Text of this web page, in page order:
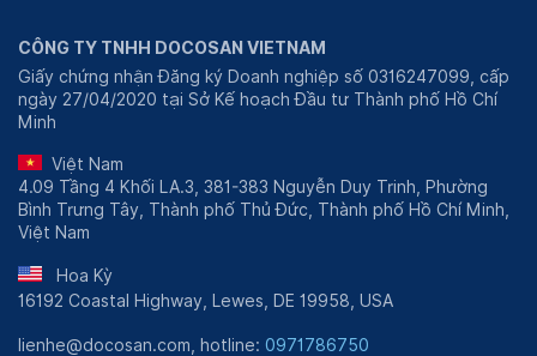
cấp là Chương trình "Hướng dẫn và hỗ trợ tự chăm sóc,
quản lý đường huyết" (DSMES). Chương trình này cung
cấp kiến thức và kỹ năng cần thiết để người đái tháo
đường có thể tự chăm sóc và quản lý đường huyết một
cách hiệu quả. DiaB đặc biệt chú trọng vào việc tạo ra
môi trường học tập và hỗ trợ tích cực, giúp người đái
tháo đường nắm vững kiến thức và tự tin trong việc
quản lý bệnh.
CÔNG TY TNHH DOCOSAN VIETNAM
Giấy chứng nhận Đăng ký Doanh nghiệp số 0316247099, cấp
ngày 27/04/2020 tại Sở Kế hoạch Đầu tư Thành phố Hồ Chí
Minh
Việt Nam
4.09 Tầng 4 Khối LA.3, 381-383 Nguyễn Duy Trinh, Phường
Bình Trưng Tây, Thành phố Thủ Đức, Thành phố Hồ Chí Minh,
Việt Nam
Hoa Kỳ
16192 Coastal Highway, Lewes, DE 19958, USA
lienhe@docosan.com, hotline: 0971786750